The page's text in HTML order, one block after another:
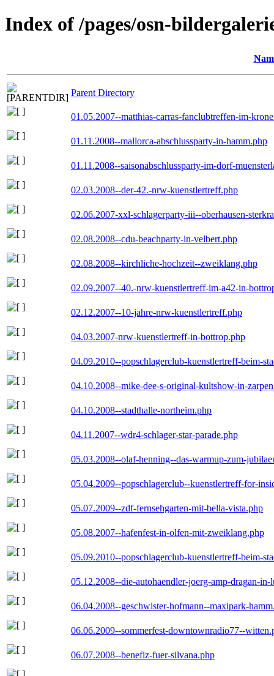
Index of /pages/osn-
Parent Directory
01.05.2007--matthias-carras-fanclubtreffen-im-
01.11.2008--mallorca-abschlussparty-in-hamm.php
01.11.2008--saisonabschlussparty-im-dorf-
02.03.2008--der-42.-nrw-kuenstlertreff.php
02.06.2007-xxl-schlagerparty-iii--oberhausen-
02.08.2008--cdu-beachparty-in-velbert.php
02.08.2008--kirchliche-hochzeit--zweiklang.php
02.09.2007--40.-nrw-kuenstlertreff-im-a42-in-
02.12.2007--10-jahre-nrw-kuenstlertreff.php
04.03.2007-nrw-kuenstlertreff-in-bottrop.php
04.09.2010--popschlagerclub-kuenstlertreff-beim-
04.10.2008--mike-dee-s-original-kultshow-in-
04.10.2008--stadthalle-northeim.php
04.11.2007--wdr4-schlager-star-parade.php
05.03.2008--olaf-henning--das-warmup-zum-
05.04.2009--popschlagerclub--kuenstlertreff-for-
05.07.2009--zdf-fernsehgarten-mit-bella-vista.php
05.08.2007--hafenfest-in-olfen-mit-zweiklang.php
05.09.2010--popschlagerclub-kuenstlertreff-beim-
05.12.2008--die-autohaendler-joerg-amp-dragan-in-
06.04.2008--geschwister-hofmann--maxipark-
06.06.2009--sommerfest-downtownradio77--
06.07.2008--benefiz-fuer-silvana.php